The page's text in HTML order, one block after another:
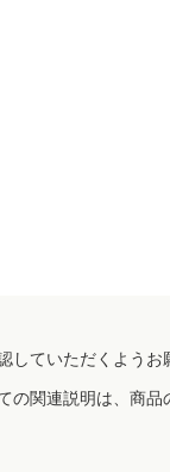
ていただくようお
の関連説明は、商